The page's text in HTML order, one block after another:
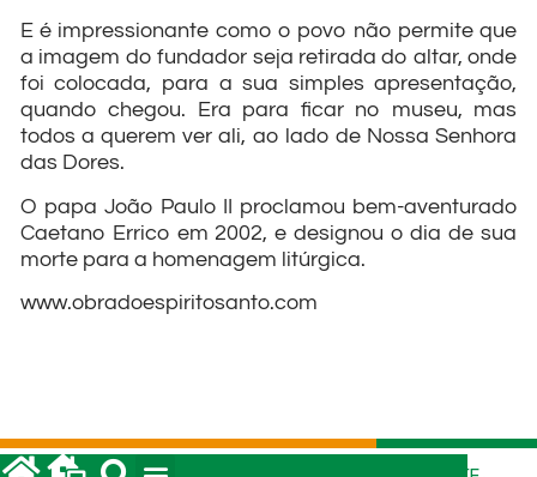
E é impressionante como o povo não permite que
a imagem do fundador seja retirada do altar, onde
foi colocada, para a sua simples apresentação,
quando chegou. Era para ficar no museu, mas
todos a querem ver ali, ao lado de Nossa Senhora
das Dores.
O papa João Paulo II proclamou bem-aventurado
Caetano Errico em 2002, e designou o dia de sua
morte para a homenagem litúrgica.
www.obradoespiritosanto.com